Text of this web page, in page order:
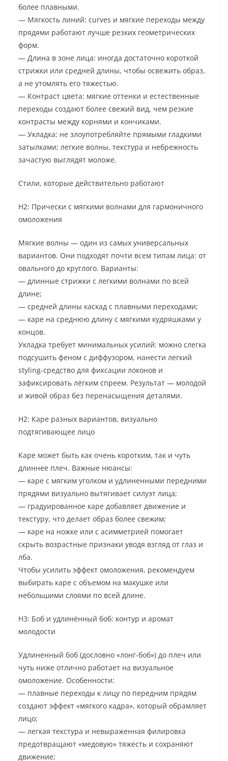
более плавными.
— Мягкость линий: curves и мягкие переходы между
прядями работают лучше резких геометрических
форм.
— Длина в зоне лица: иногда достаточно короткой
стрижки или средней длины, чтобы освежить образ,
а не утомлять его тяжестью.
— Контраст цвета: мягкие оттенки и естественные
переходы создают более свежий вид, чем резкие
контрасты между корнями и кончиками.
— Укладка: не злоупотребляйте прямыми гладкими
затылками; легкие волны, текстура и небрежность
зачастую выглядят моложе.
Стили, которые действительно работают
H2: Прически с мягкими волнами для гармоничного
омоложения
Мягкие волны — один из самых универсальных
вариантов. Они подходят почти всем типам лица: от
овального до круглого. Варианты:
— длинные стрижки с легкими волнами по всей
длине;
— средней длины каскад с плавными переходами;
— каре на среднюю длину с мягкими кудряшками у
концов.
Укладка требует минимальных усилий: можно слегка
подсушить феном с диффузором, нанести легкий
styling-средство для фиксации локонов и
зафиксировать лёгким спреем. Результат — молодой
и живой образ без перенасыщения деталями.
H2: Каре разных вариантов, визуально
подтягивающее лицо
Каре может быть как очень коротким, так и чуть
длиннее плеч. Важные нюансы:
— каре с мягким уголком и удлиненными передними
прядями визуально вытягивает силуэт лица;
— градуированное каре добавляет движение и
текстуру, что делает образ более свежим;
— каре на ножке или с асимметрией помогает
скрыть возрастные признаки уводя взгляд от глаз и
лба.
Чтобы усилить эффект омоложения, рекомендуем
выбирать каре с объемом на макушке или
небольшими слоями по всей длине.
H3: Боб и удлинённый боб: контур и аромат
молодости
Удлиненный боб (дословно «лонг-боб») до плеч или
чуть ниже отлично работает на визуальное
омоложение. Особенности:
— плавные переходы к лицу по передним прядям
создают эффект «мягкого кадра», который обрамляет
лицо;
— легкая текстура и невыраженная филировка
предотвращают «медовую» тяжесть и сохраняют
движение;